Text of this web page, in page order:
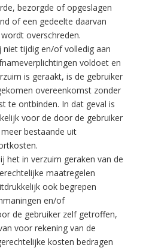
bezorgde of opgeslagen
of een gedeelte daarvan
overschreden.
niet tijdig en/of volledig aan
voldoet en
is geraakt, is de gebruiker
overeenkomst zonder
te ontbinden. In dat geval is
voor de door de gebruiker
bestaande uit
het in verzuim geraken van de
maatregelen
ook begrepen
en/of
de gebruiker zelf getroffen,
voor rekening van de
kosten bedragen